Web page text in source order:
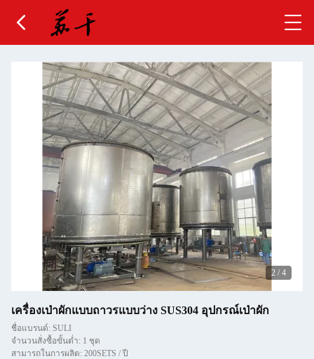
2 / 4
เครื่องเป่าผักแบบถาวรแบบว่าง SUS304 อุปกรณ์เป่าผัก
ชื่อแบรนด์: SULI
จำนวนสั่งซื้อขั้นต่ำ: 1 ชุด
สามารถในการผลิต: 200SETS / ปี